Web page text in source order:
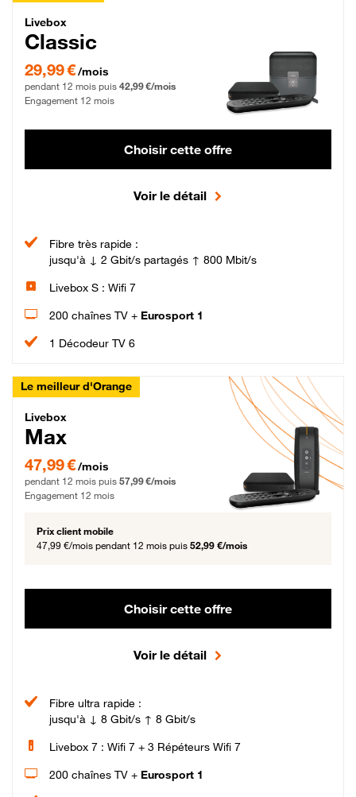
Livebox Classic Fibre
Livebox
Classic
29,99 € par mois pendant 12 mois puis 42,99 € par mois, Engagement 12 mois
29,99 €/mois
pendant 12 mois puis 42,99 €/mois
Engagement 12 mois
Choisir cette offre
Voir le détail
Fibre très rapide :
jusqu'à ↓ 2 Gbit/s partagés ↑ 800 Mbit/s
Livebox S : Wifi 7
200 chaînes TV + Eurosport 1
1 Décodeur TV 6
Le meilleur d'Orange
Livebox Max Fibre
Livebox
Max
47,99 € par mois pendant 12 mois puis 57,99 € par mois, Engagement 12 mois
47,99 €/mois
pendant 12 mois puis 57,99 €/mois
Engagement 12 mois
Prix client mobile
47,99 €/mois pendant 12 mois puis 52,99 €/mois
Choisir cette offre
Voir le détail
Fibre ultra rapide :
jusqu'à ↓ 8 Gbit/s ↑ 8 Gbit/s
Livebox 7 : Wifi 7 + 3 Répéteurs Wifi 7
200 chaînes TV + Eurosport 1